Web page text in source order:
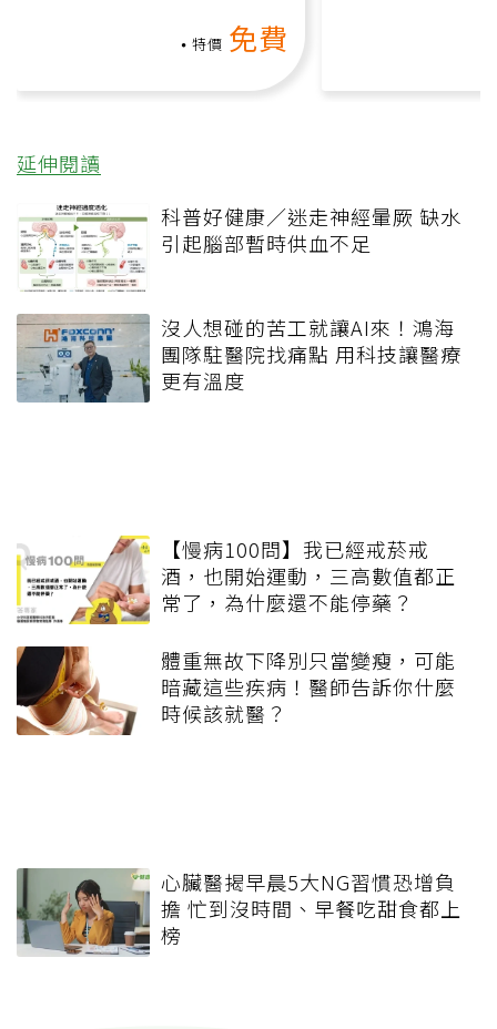
特價 免費
延伸閱讀
科普好健康／迷走神經暈厥 缺水
引起腦部暫時供血不足
沒人想碰的苦工就讓AI來！鴻海
團隊駐醫院找痛點 用科技讓醫療
更有溫度
【慢病100問】我已經戒菸戒
酒，也開始運動，三高數值都正
常了，為什麼還不能停藥？
體重無故下降別只當變瘦，可能
暗藏這些疾病！醫師告訴你什麼
時候該就醫？
心臟醫揭早晨5大NG習慣恐增負
擔 忙到沒時間、早餐吃甜食都上
榜